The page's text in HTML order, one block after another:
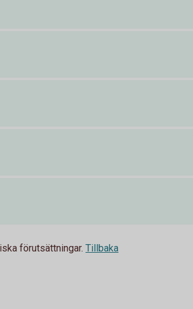
förutsättningar. Tillbaka